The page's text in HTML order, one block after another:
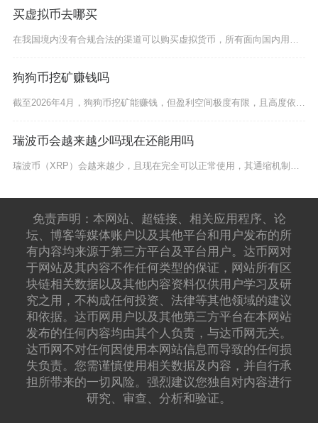
买虚拟币去哪买
在我国境内没有合规合法的渠道可以购买虚拟货币，所有面向国内用户提供虚拟货币买卖、法币兑换的
狗狗币挖矿赚钱吗
截至2026年4月，狗狗币挖矿能赚钱，但盈利空间极度有限，且高度依赖极低电价、高效矿机与合
瑞波币会越来越少吗现在还能用吗
瑞波币（XRP）会越来越少，且现在完全可以正常使用，其通缩机制与实用场景均有明确数据与落地
免责声明：本网站、超链接、相关应用程序、论
坛、博客等媒体账户以及其他平台和用户发布的所
有内容均来源于第三方平台及平台用户。达币网对
于网站及其内容不作任何类型的保证，网站所有区
块链相关数据以及其他内容资料仅供用户学习及研
究之用，不构成任何投资、法律等其他领域的建议
和依据。达币网用户以及其他第三方平台在本网站
发布的任何内容均由其个人负责，与达币网无关。
达币网不对任何因使用本网站信息而导致的任何损
失负责。您需谨慎使用相关数据及内容，并自行承
担所带来的一切风险。强烈建议您独自对内容进行
研究、审查、分析和验证。